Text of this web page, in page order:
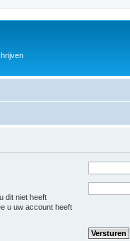
dit niet heeft
u uw account heeft